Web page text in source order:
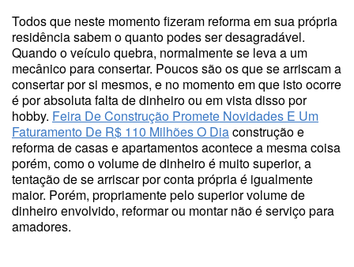
Todos que neste momento fizeram reforma em sua própria
residência sabem o quanto podes ser desagradável.
Quando o veículo quebra, normalmente se leva a um
mecânico para consertar. Poucos são os que se arriscam a
consertar por si mesmos, e no momento em que isto ocorre
é por absoluta falta de dinheiro ou em vista disso por
hobby. Feira De Construção Promete Novidades E Um
Faturamento De R$ 110 Milhões O Diaconstrução e
reforma de casas e apartamentos acontece a mesma coisa
porém, como o volume de dinheiro é muito superior, a
tentação de se arriscar por conta própria é igualmente
maior. Porém, propriamente pelo superior volume de
dinheiro envolvido, reformar ou montar não é serviço para
amadores.